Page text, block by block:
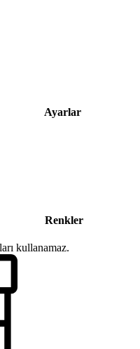
Ayarlar
Renkler
kullanamaz.